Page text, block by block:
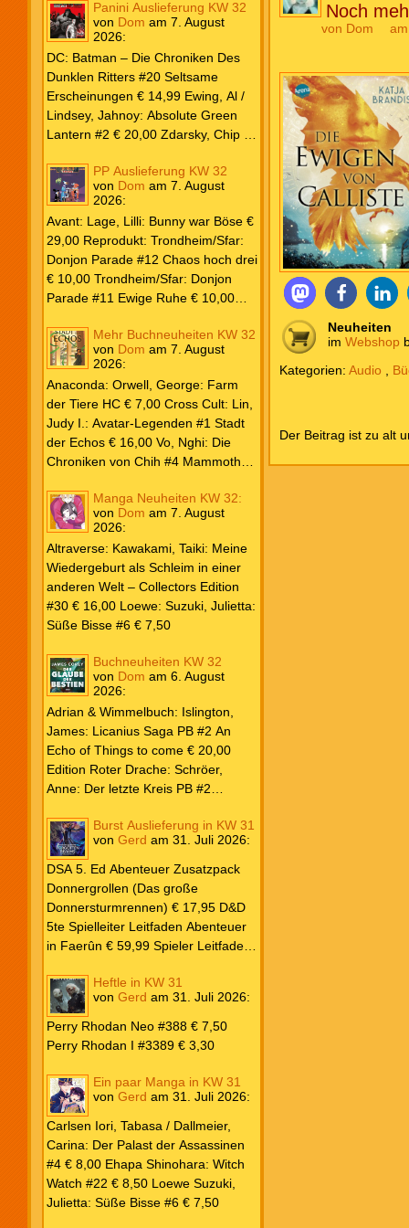
Panini Auslieferung KW 32
von Dom am 7. August
2026:
DC: Batman – Die Chroniken Des
Dunklen Ritters #20 Seltsame
Erscheinungen € 14,99 Ewing, Al /
Lindsey, Jahnoy: Absolute Green
Lantern #2 € 20,00 Zdarsky, Chip /
Paperback #4 € 35,00 Watters, Dan;
Soy, Dexter: Nightwing 2024 #7 €
Rafa: Absolute Superman #5 € 9,99
Marvel: Marvel Origins Collection
HC #74 Daredevil 7 € 14,99 Ewing,
Al / Gomez, Carlos: Venom (2025)
#3 € 20,00 Andrews, Kaare /
Guggenheim, Marc: Spider-Man &
Wolverine #3 € 9,99 North, Ryan /
Carratu, Vincenzo: Hulk macht alles
kaputt! € 16,00 Ewing, Al / Walker,
Kevin / Various: Marvel – Schwarz
Weiß & Blut #8 … und Gedärme €
26,00 Buscema, Sal / Dematteis, J.
M.: Spektakuläre Spider-Man – Die
#31 € 5,99 Spider-Man 2025 #9
Angriff der Aliens € 7,99
PP Auslieferung KW 32
von Dom am 7. August
2026:
Avant: Lage, Lilli: Bunny war Böse €
29,00 Reprodukt: Trondheim/Sfar:
Donjon Parade #12 Chaos hoch drei
€ 10,00 Trondheim/Sfar: Donjon
Parade #11 Ewige Ruhe € 10,00
Neuedition € 35,00 Zauberstern
Comics: Ben’s Bande #4 Aug 2026
Mehr Buchneuheiten KW 32
von Dom am 7. August
2026:
Anaconda: Orwell, George: Farm
der Tiere HC € 7,00 Cross Cult: Lin,
Judy I.: Avatar-Legenden #1 Stadt
der Echos € 16,00 Vo, Nghi: Die
Chroniken von Chih #4 Mammoths
Drache: Schröer, Anne: Der letzte
Kreis PB #2 Erwachen € 18,00
Dragonblood Academy HC #2 …to
kill a Monster € 25,00 Heyne: Bähr,
Emily: Tainted Vows – Gods of New
Olympia PB € 17,00 Kim, Sophie:
Fate’s Thread-Reihe PB #2 Der Gott
und der Geist € 17,00 Vonnegut,
Kurt: Katzenwiege PB € 17,00
Corey, James: The Captive’s War
HC #2 Der Glaube der Bestien €
24,00 Piper: Yang, Neon: Die letzte
Tochter der Drachen PB € 18,00
Manga Neuheiten KW 32:
von Dom am 7. August
2026:
Altraverse: Kawakami, Taiki: Meine
Wiedergeburt als Schleim in einer
anderen Welt – Collectors Edition
#30 € 16,00 Loewe: Suzuki, Julietta:
Süße Bisse #6 € 7,50
Buchneuheiten KW 32
von Dom am 6. August
2026:
Adrian & Wimmelbuch: Islington,
James: Licanius Saga PB #2 An
Echo of Things to come € 20,00
Edition Roter Drache: Schröer,
Anne: Der letzte Kreis PB #2
Frank: Der Pandora-Zyklus PB #1
Die Reise nach Pandora € 16,00
Corey, James: The Captive’s War
HC #2 Der Glaube der Bestien €
24,00 Loewe: Suzuki, Julietta: Süße
Bisse #6 € 7,50
Burst Auslieferung in KW 31
von Gerd am 31. Juli 2026:
DSA 5. Ed Abenteuer Zusatzpack
Donnergrollen (Das große
Donnersturmrennen) € 17,95 D&D
5te Spielleiter Leitfaden Abenteuer
in Faerûn € 59,99 Spieler Leitfaden
Heftle in KW 31
von Gerd am 31. Juli 2026:
Perry Rhodan Neo #388 € 7,50
Perry Rhodan I #3389 € 3,30
Ein paar Manga in KW 31
von Gerd am 31. Juli 2026:
Carlsen Iori, Tabasa / Dallmeier,
Carina: Der Palast der Assassinen
#4 € 8,00 Ehapa Shinohara: Witch
Watch #22 € 8,50 Loewe Suzuki,
Julietta: Süße Bisse #6 € 7,50
Noch
von Dom
Neuheiten
imWebshop
Kategorien:Audio
Der Beitrag ist zu alt